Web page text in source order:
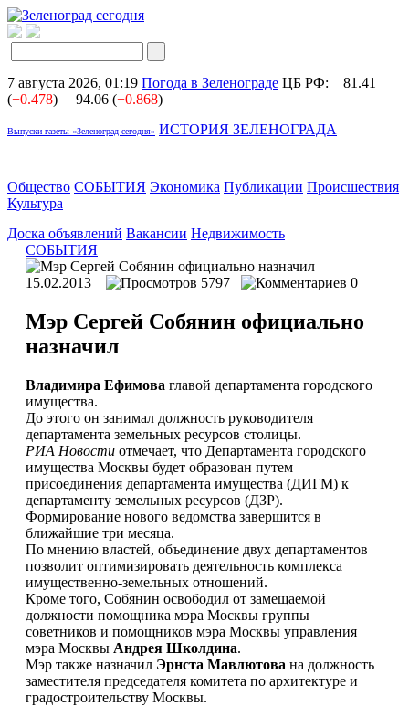
7 августа 2026, 01:19 Погода в Зеленограде ЦБ РФ:
81.41
(+0.478) 94.06 (+0.868)
Выпуски газеты «Зеленоград сегодня» ИСТОРИЯ ЗЕЛЕНОГРАДА
Общество СОБЫТИЯ Экономика Публикации Происшествия
Культура
Доска объявлений Вакансии Недвижимость
СОБЫТИЯ
15.02.2013 5797 0
Мэр Сергей Собянин официально
назначил
Владимира Ефимова главой департамента городского
имущества.
До этого он занимал должность руководителя
департамента земельных ресурсов столицы.
РИА Новости отмечает, что Департамента городского
имущества Москвы будет образован путем
присоединения департамента имущества (ДИГМ) к
департаменту земельных ресурсов (ДЗР).
Формирование нового ведомства завершится в
ближайшие три месяца.
По мнению властей, объединение двух департаментов
позволит оптимизировать деятельность комплекса
имущественно-земельных отношений.
Кроме того, Собянин освободил от замещаемой
должности помощника мэра Москвы группы
советников и помощников мэра Москвы управления
мэра Москвы Андрея Школдина.
Мэр также назначил Эрнста Мавлютова на должность
заместителя председателя комитета по архитектуре и
градостроительству Москвы.